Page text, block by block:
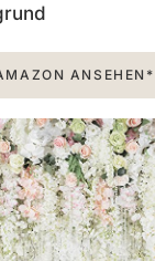
ANSEHEN*